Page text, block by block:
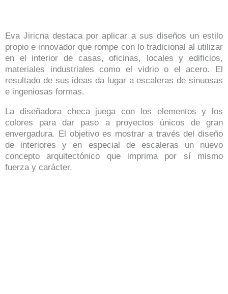
Eva Jiricna destaca por aplicar a sus diseños un estilo
propio e innovador que rompe con lo tradicional al utilizar
en el interior de casas, oficinas, locales y edificios,
materiales industriales como el vidrio o el acero. El
resultado de sus ideas da lugar a escaleras de sinuosas
e ingeniosas formas.
La diseñadora checa juega con los elementos y los
colores para dar paso a proyectos únicos de gran
envergadura. El objetivo es mostrar a través del diseño
de interiores y en especial de escaleras un nuevo
concepto arquitectónico que imprima por sí mismo
fuerza y carácter.